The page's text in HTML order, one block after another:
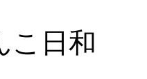
こ日和